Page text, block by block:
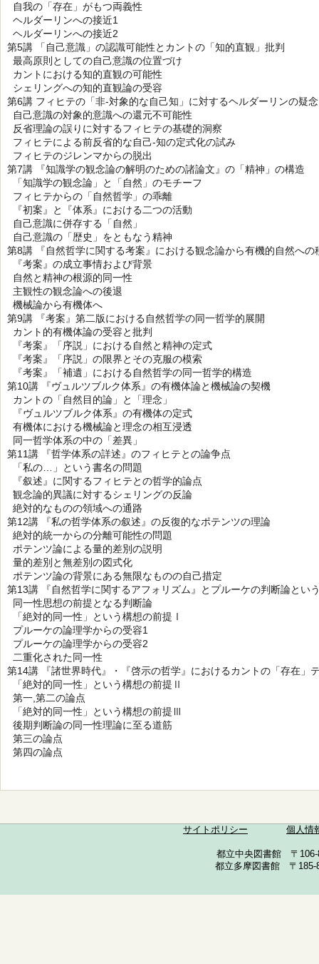
自我の「存在」がもつ両義性
ヘルダーリンへの接近1
ヘルダーリンへの接近2
第5講 「自己意識」の認識可能性とカントの「知的直観」批判
最高原則としての自己意識の位置づけ
カントにおける知的直観の可能性
シェリングへの知的直観論の受容
第6講 フィヒテの「非-対象的な自己知」に対するヘルダーリンの疑念
自己意識の対象的意識への還元不可能性
反省理論の誤りに対するフィヒテの基礎的洞察
フィヒテによる前反省的な自己-知の定式化の試み
フィヒテのジレンマからの脱出
第7講 『知識学の観念論の解明のための諸論文』の「精神」の構造
「知識学の観念論」と「自然」のモチーフ
フィヒテからの「自然哲学」の乖離
『初案』と『体系』における二つの活動
自己意識に併存する「自然」
自己意識の「歴史」をともなう精神
第8講 『自然哲学に関する考案』における観念論から有機的自然への
『考案』の成立事情および背景
自然と精神の根源的同一性
主観性の観念論への後退
機械論から有機体へ
第9講 『考案』第二版における自然哲学の同一哲学的展開
カント的有機体論の受容と批判
『考案』「序説」における自然と精神の定式
『考案』「序説」の限界とその克服の模索
『考案』「補遺」における自然哲学の同一哲学的構造
第10講 『ヴュルツブルク体系』の有機体論と機械論の契機
カントの「自然目的論」と「理念」
『ヴュルツブルク体系』の有機体の定式
有機体における機械論と理念の相互浸透
同一哲学体系の中の「差異」
第11講 『哲学体系の詳述』のフィヒテとの論争点
「私の…」という書名の問題
『叙述』に関するフィヒテとの哲学的論点
観念論的異議に対するシェリングの反論
絶対的なものの領域への通路
第12講 『私の哲学体系の叙述』の反復的なポテンツの理論
絶対的統一からの分離可能性の問題
ポテンツ論による量的差別の説明
量的差別と無差別の図式化
ポテンツ論の背景にある無限なものの自己措定
第13講 『自然哲学に関するアフォリズム』とプルーケの判断論とい
同一性思想の前提となる判断論
「絶対的同一性」という構想の前提Ⅰ
プルーケの論理学からの受容1
プルーケの論理学からの受容2
二重化された同一性
第14講 『諸世界時代』・『啓示の哲学』におけるカントの「存在」
「絶対的同一性」という構想の前提Ⅱ
第一,第二の論点
「絶対的同一性」という構想の前提Ⅲ
後期判断論の同一性理論に至る道筋
第三の論点
第四の論点
サイトポリシー 個人情
都立中央図書館 〒
都立多摩図書館 〒185-